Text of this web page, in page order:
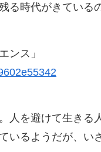
る時代がきている
ンス」
人を避けて生き
いるようだが、い